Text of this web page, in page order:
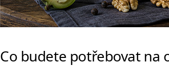
Co budete potřebovat na